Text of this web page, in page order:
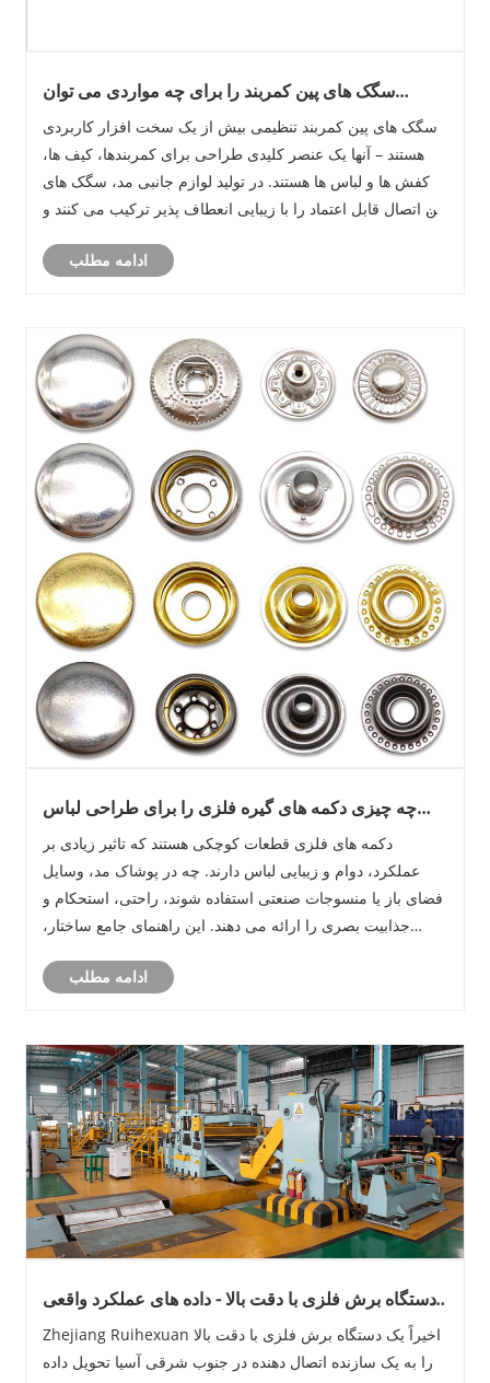
سگک های پین کمربند را برای چه مواردی می توان
سگک های پین کمربند تنظیمی بیش از یک سخت افزار کاربردی
هستند – آنها یک عنصر کلیدی طراحی برای کمربندها، کیف ها،
کفش ها و لباس ها هستند. در تولید لوازم جانبی مد، سگک های
پین اتصال قابل اعتماد را با زیبایی انعطاف پذیر ترکیب می کنند و
ادامه مطلب
چه چیزی دکمه های گیره فلزی را برای طراحی لباس
دکمه های فلزی قطعات کوچکی هستند که تاثیر زیادی بر
عملکرد، دوام و زیبایی لباس دارند. چه در پوشاک مد، وسایل
فضای باز یا منسوجات صنعتی استفاده شوند، راحتی، استحکام و
جذابیت بصری را ارائه می دهند. این راهنمای جامع ساختار،
ادامه مطلب
دستگاه برش فلزی با دقت بالا - داده های عملکرد واقعی
Zhejiang Ruihexuan اخیراً یک دستگاه برش فلزی با دقت بالا
را به یک سازنده اتصال دهنده در جنوب شرقی آسیا تحویل داده